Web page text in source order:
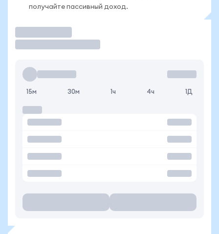
получайте пассивный доход.
15м 30м 1ч 4ч 1Д